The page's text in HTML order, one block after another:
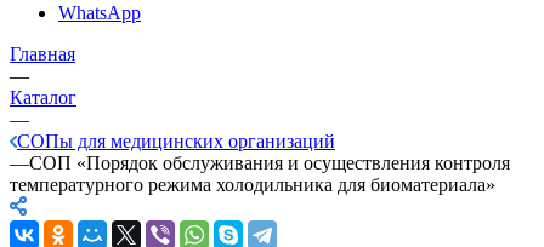
WhatsApp
Главная
—
Каталог
—
СОПы для медицинских организаций
—СОП «Порядок обслуживания и осуществления контроля
температурного режима холодильника для биоматериала»